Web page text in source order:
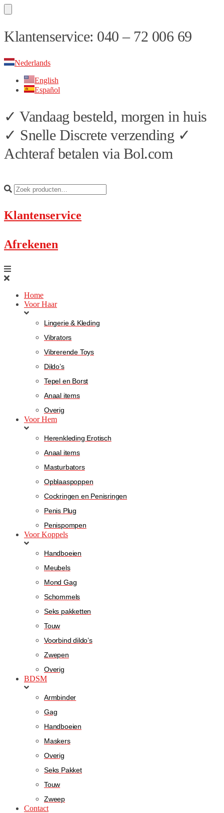
Skip
to
Skip
to
Klantenservice: 040 – 72 006 69
Nederlands
English
Español
✓ Vandaag besteld, morgen in huis
✓ Snelle Discrete verzending ✓
Achteraf betalen via Bol.com
Klantenservice
Afrekenen
Home
Voor Haar
Lingerie & Kleding
Vibrators
Vibrerende Toys
Dildo’s
Tepel en Borst
Anaal items
Overig
Voor Hem
Herenkleding Erotisch
Anaal items
Masturbators
Opblaaspoppen
Cockringen en Penisringen
Penis Plug
Penispompen
Voor Koppels
Handboeien
Meubels
Mond Gag
Schommels
Seks pakketten
Touw
Voorbind dildo’s
Zwepen
Overig
BDSM
Armbinder
Gag
Handboeien
Maskers
Overig
Seks Pakket
Touw
Zweep
Contact